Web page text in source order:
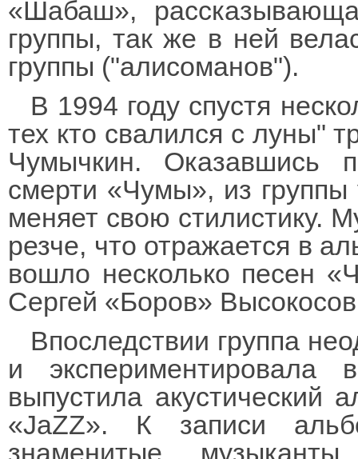
«Шабаш»,
группы, так же в ней
группы ("алисоманов").
В 1994 году спустя
тех кто свалился с луны"
Чумычкин. Оказавшись
смерти «Чумы», из группы
меняет свою стилистику.
резче, что отражается в
вошло несколько песен
Сергей «Боров»
Впоследствии группа
и
выпустила акустический
«JaZZ». К записи
знаменитые